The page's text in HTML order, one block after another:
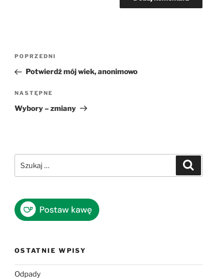
Nawigacja
Poprzedni
wpis
POPRZEDNI
Potwierdź mój wiek, anonimowo
Następny
wpis
NASTĘPNE
Wybory – zmiany
OSTATNIE WPISY
Odpady